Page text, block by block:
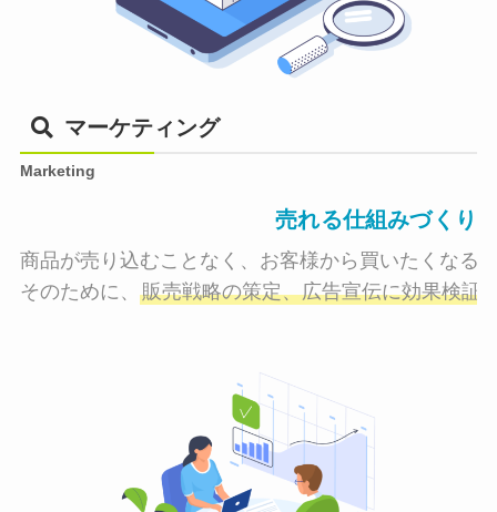
マーケティング
Marketing
売れる仕組みづくり
商品が売り込むことなく、お客様から買いたくなる
そのために、 販売戦略の策定、広告宣伝に効果検証